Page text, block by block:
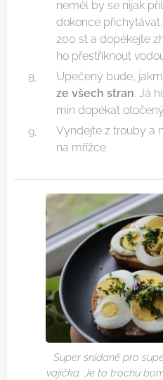
neměl by se nijak
dokonce
200 st a dopékejte
ho přestříknout
Upečený bude,
ze všech stran. Já
min dopékat
Vyndejte z trouby a
na mřížce.
Super snídaně pro
vajíčka. Je to trochu